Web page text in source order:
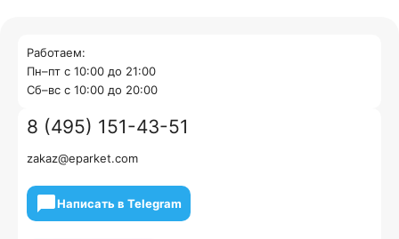
Работаем:
Пн–пт с 10:00 до 21:00
Cб–вс с 10:00 до 20:00
8 (495) 151-43-51
zakaz@eparket.com
Написать в Telegram